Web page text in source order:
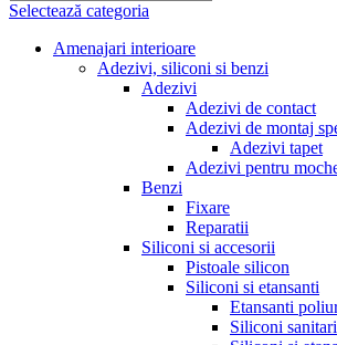
Selectează categoria
Amenajari interioare
Adezivi, siliconi si benzi
Adezivi
Adezivi de contact
Adezivi de montaj
Adezivi tapet
Adezivi pentru
Benzi
Fixare
Reparatii
Siliconi si accesorii
Pistoale silicon
Siliconi si etansanti
Etansanti
Siliconi sanitari